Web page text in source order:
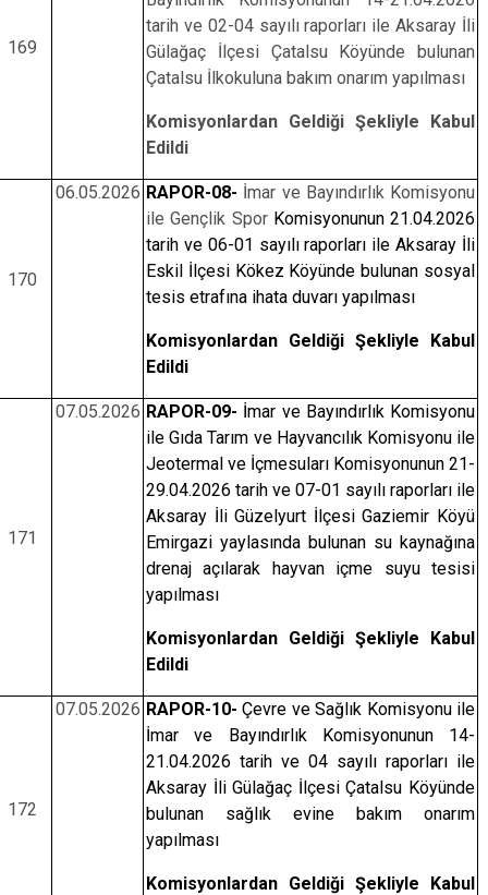
169
tarih ve 02-04 sayılı raporları ile Aksaray İli
Gülağaç İlçesi Çatalsu Köyünde bulunan
Çatalsu İlkokuluna bakım onarım yapılması
Komisyonlardan Geldiği Şekliyle Kabul
Edildi
170
06.05.2026 RAPOR-08- İmar ve Bayındırlık Komisyonu
ile Gençlik SporKomisyonunun 21.04.2026
tarih ve 06-01 sayılı raporları ile Aksaray İli
Eskil İlçesi Kökez Köyünde bulunan sosyal
tesis etrafına ihata duvarı yapılması
Komisyonlardan Geldiği Şekliyle Kabul
Edildi
171
07.05.2026 RAPOR-09- İmar ve Bayındırlık Komisyonu
ile Gıda Tarım ve Hayvancılık Komisyonu ile
Jeotermal ve İçmesuları Komisyonunun 21-
29.04.2026 tarih ve 07-01 sayılı raporları ile
Aksaray İli Güzelyurt İlçesi Gaziemir Köyü
Emirgazi yaylasında bulunan su kaynağına
drenaj açılarak hayvan içme suyu tesisi
yapılması
Komisyonlardan Geldiği Şekliyle Kabul
Edildi
172
07.05.2026 RAPOR-10- Çevre ve Sağlık Komisyonu ile
İmar ve Bayındırlık Komisyonunun 14-
21.04.2026 tarih ve 04 sayılı raporları ile
Aksaray İli Gülağaç İlçesi Çatalsu Köyünde
bulunan sağlık evine bakım onarım
yapılması
Komisyonlardan Geldiği Şekliyle Kabul